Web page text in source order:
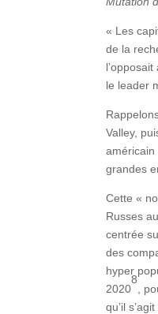
« Les
de la
le leader
Valley,
américain
grandes
Cette «
Russes
centrée
des
hyper
2020
8
,
qu’il